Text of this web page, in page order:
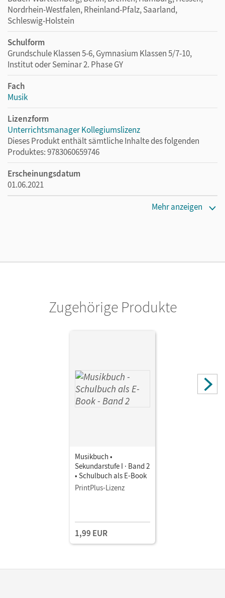
Nordrhein-Westfalen, Rheinland-Pfalz, Saarland,
Schleswig-Holstein
Schulform
Grundschule Klassen 5-6, Gymnasium Klassen 5/7-10,
Institut oder Seminar 2. Phase GY
Fach
Musik
Lizenzform
Unterrichtsmanager Kollegiumslizenz
Dieses Produkt enthält sämtliche Inhalte des folgenden
Produktes: 9783060659746
Erscheinungsdatum
01.06.2021
Cornelsen Verlag
Mehr anzeigen
Zugehörige Produkte
Musikbuch •
Sekundarstufe I · Band 2
• Schulbuch als E-Book
PrintPlus-Lizenz
1,99 EUR